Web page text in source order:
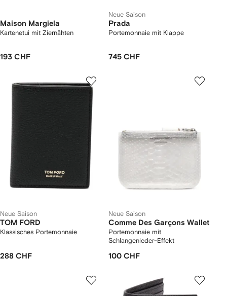
Maison Margiela
Kartenetui mit Ziernähten
193 CHF
Neue Saison
Prada
Portemonnaie mit Klappe
745 CHF
Neue Saison
TOM FORD
Klassisches Portemonnaie
288 CHF
Neue Saison
Comme Des Garçons Wallet
Portemonnaie mit
Schlangenleder-Effekt
100 CHF